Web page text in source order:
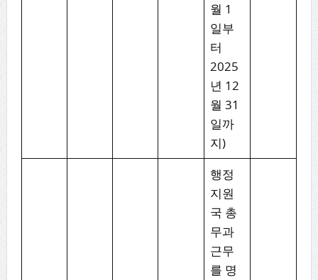
월 1
일부
터
2025
년 12
월 31
일까
지)
행정
지원
국 총
무과
근무
를 명